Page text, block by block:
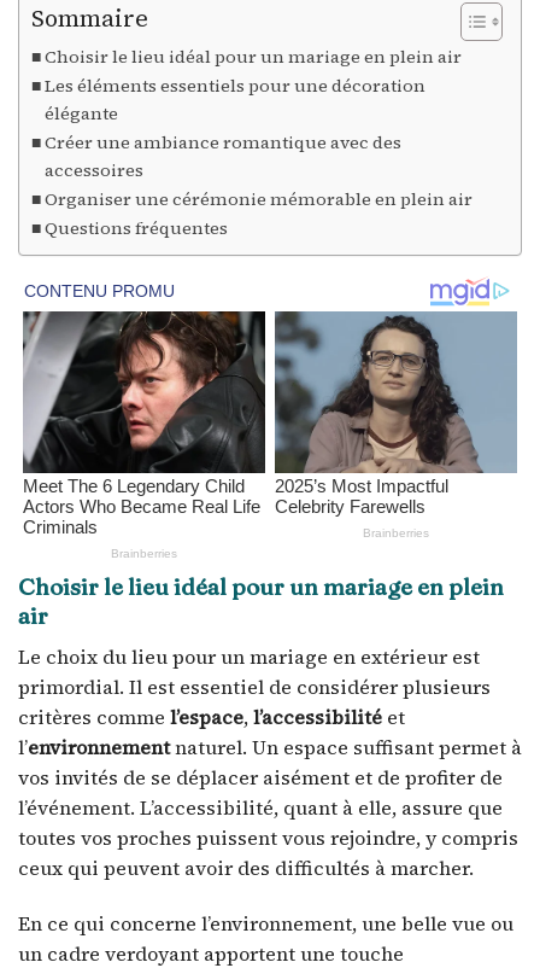
Sommaire
Choisir le lieu idéal pour un mariage en plein air
Les éléments essentiels pour une décoration
élégante
Créer une ambiance romantique avec des
accessoires
Organiser une cérémonie mémorable en plein air
Questions fréquentes
Choisir le lieu idéal pour un mariage en plein
air
Le choix du lieu pour un mariage en extérieur est
primordial. Il est essentiel de considérer plusieurs
critères comme l’espace,l’accessibilité et
l’environnementnaturel. Un espace suffisant permet à
vos invités de se déplacer aisément et de profiter de
l’événement. L’accessibilité, quant à elle, assure que
toutes vos proches puissent vous rejoindre, y compris
ceux qui peuvent avoir des difficultés à marcher.
En ce qui concerne l’environnement, une belle vue ou
un cadre verdoyant apportent une touche